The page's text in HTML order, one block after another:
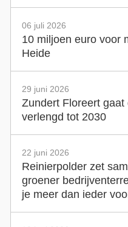
06 juli 2026
10 miljoen euro voor
Heide
29 juni 2026
Zundert Floreert
verlengd tot 2030
22 juni 2026
Reinierpolder zet
groener
je meer dan ieder